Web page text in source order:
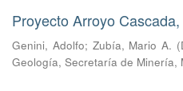
Proyecto Arroyo
Genini, Adolfo; Zubía, Mario A. (
Geología, Secretaría de Minería,